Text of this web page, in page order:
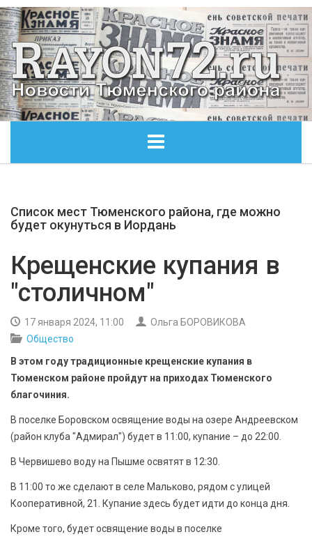
ОБЩЕСТВО
КУЛЬТУРА
БЕЗОПАСНОСТЬ
Список мест Тюменского района, где можно
будет окунуться в Иордань
Крещенские купания в
"столичном"
17 января 2024, 11:00
Ольга БОРОВИКОВА
Общество
В этом году традиционные крещенские купания в
Тюменском районе пройдут на приходах Тюменского
благочиния.
В поселке Боровском освящение воды на озере Андреевском
(район клуба "Адмирал") будет в 11:00, купание – до 22:00.
В Червишево воду на Пышме освятят в 12:30.
В 11:00 то же сделают в селе Мальково, рядом с улицей
Кооперативной, 21. Купание здесь будет идти до конца дня.
Кроме того, будет освящение воды в поселке